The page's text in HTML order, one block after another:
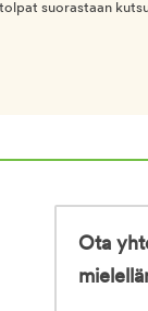
suorastaan
Ota